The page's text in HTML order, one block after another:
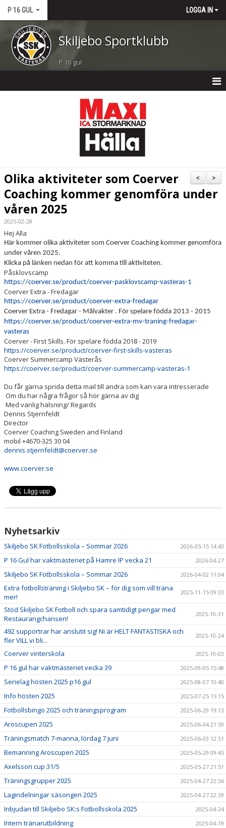
P 16 GUL LOGGA IN
Skiljebo Sportklubb
P 16 gul
TRUPPEN
BILDGALLERI
DOKUMENT
>
<
Olika aktiviteter som Coerver
Coaching kommer genomföra under
våren 2025
2025-02-28
Hej Alla
Här kommer olika aktiviteter som Coerver Coaching kommer genomföra
under våren 2025.
Klicka på länken nedan för att komma till aktiviteten.
Påsklovscamp
https://coerver.se/product/coerver-pasklovscamp-vasteras-1
Coerver Extra - Fredagar
https://coerver.se/product/coerver-extra-fredagar
Coerver Extra - Fredagar - Målvakter . För spelare födda 2013 - 2015
https://coerver.se/product/coerver-extra-mv-traning-fredagar-
vasteras
Coerver - First Skills. För spelare födda 2018 - 2019
https://coerver.se/product/coerver-first-skills-vasteras
Coerver Summercamp Västerås
https://coerver.se/product/coerver-summercamp-vasteras-1
Du får gärna sprida detta mail till andra som kan vara intresserade
Om du har några frågor så hör gärna av dig
Med vänlig hälsning/ Regards
Dennis Stjernfeldt
Director
Coerver Coaching Sweden and Finland
mobil +4670-325 30 04
dennis.stjernfeldt@coerver.se
www.coerver.se
Nyhetsarkiv
Skiljebo SK Fotbollsskola – Sommar 2026 2026-05-15 14:43
P 16 Gul har vaktmästeriet på Hamre IP vecka 21 2026-04-27
Skiljebo SK Fotbollsskola – Sommar 2026 2026-04-02 11:04
Extra fotbollsträning i Skiljebo SK – för dig som vill träna
mer!
2025-11-15 09:33
Stöd Skiljebo SK Fotboll och spara samtidigt pengar med
Restaurangchansen!
2025-10-31
492 supportrar har anslutit sig! Ni är HELT FANTASTISKA och
fler VILL vi bli...
2025-10-24
Coerver vinterskola 2025-10-03
P 16 gul har vaktmästeriet vecka 39 2025-09-05 15:48
Serielag hösten 2025 p16 gul 2025-08-07 10:40
Info hösten 2025 2025-07-25 15:15
Fotbollsbingo 2025 och träningsprogram 2025-06-29 19:13
Aroscupen 2025 2025-06-04 21:59
Träningsmatch 7-manna, lördag 7 juni 2025-06-03 12:51
Bemanning Aroscupen 2025 2025-05-29 09:45
Axelsson cup 31/5 2025-05-27 21:51
Träningsgrupper 2025 2025-04-27 22:56
Lagindelningar säsongen 2025 2025-04-27 22:39
Inbjudan till Skiljebo SK:s Fotbollsskola 2025 2025-04-24
Intern tränarutbildning 2025-04-19